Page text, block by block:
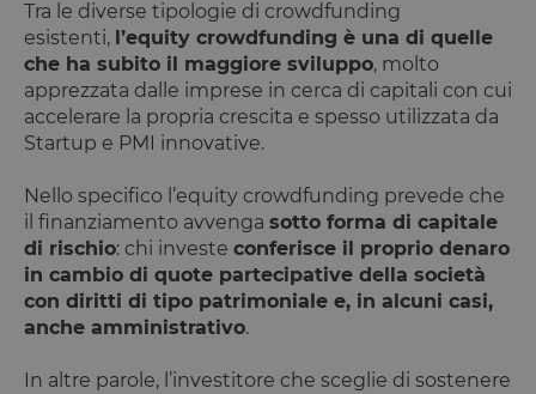
Tra le diverse tipologie di crowdfunding
esistenti, l’equity crowdfunding è una di quelle
che ha subito il maggiore sviluppo, molto
apprezzata dalle imprese in cerca di capitali con cui
accelerare la propria crescita e spesso utilizzata da
Startup e PMI innovative.
Nello specifico l’equity crowdfunding prevede che
il finanziamento avvenga sotto forma di capitale
di rischio: chi investe conferisce il proprio denaro
in cambio di quote partecipative della società
con diritti di tipo patrimoniale e, in alcuni casi,
anche amministrativo.
In altre parole, l’investitore che sceglie di sostenere